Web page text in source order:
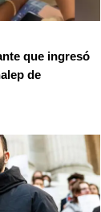
que ingresó
de